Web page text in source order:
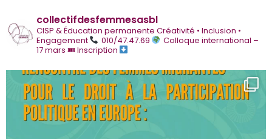
collectifdesfemmesasbl
CISP & Éducation permanente Créativité • Inclusion •
Engagement
010/47.47.69
Colloque international –
17 mars 🎟 Inscription